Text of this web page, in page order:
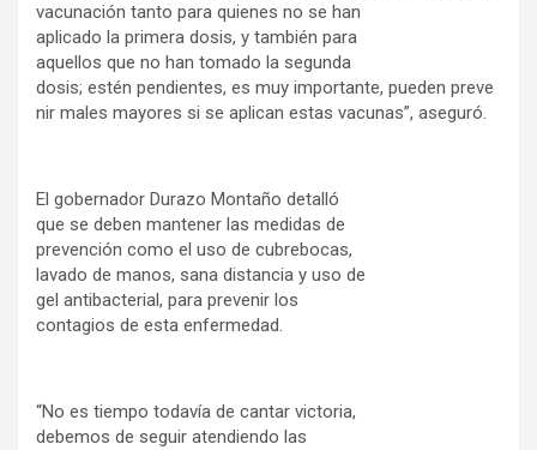
vacunación tanto para quienes no se han
aplicado la primera dosis, y también para
aquellos que no han tomado la segunda
dosis; estén pendientes, es muy importante, pueden preve
nir males mayores si se aplican estas vacunas”, aseguró.
El gobernador Durazo Montaño detalló
que se deben mantener las medidas de
prevención como el uso de cubrebocas,
lavado de manos, sana distancia y uso de
gel antibacterial, para prevenir los
contagios de esta enfermedad.
“No es tiempo todavía de cantar victoria,
debemos de seguir atendiendo las